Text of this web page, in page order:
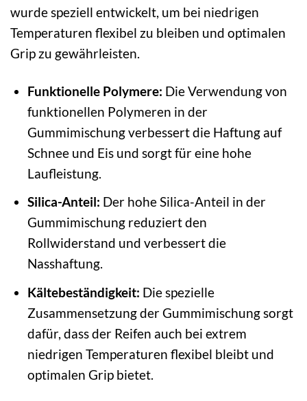
wurde speziell entwickelt, um bei niedrigen
Temperaturen flexibel zu bleiben und optimalen
Grip zu gewährleisten.
Funktionelle Polymere: Die Verwendung von
funktionellen Polymeren in der
Gummimischung verbessert die Haftung auf
Schnee und Eis und sorgt für eine hohe
Laufleistung.
Silica-Anteil: Der hohe Silica-Anteil in der
Gummimischung reduziert den
Rollwiderstand und verbessert die
Nasshaftung.
Kältebeständigkeit: Die spezielle
Zusammensetzung der Gummimischung sorgt
dafür, dass der Reifen auch bei extrem
niedrigen Temperaturen flexibel bleibt und
optimalen Grip bietet.